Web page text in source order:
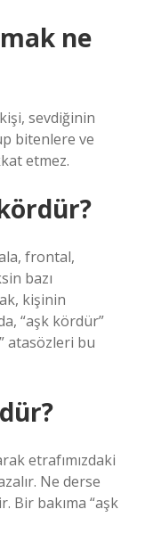
ne
sevdiğinin
bitenlere ve
etmez.
frontal,
bazı
kişinin
“aşk kördür”
atasözleri bu
etrafımızdaki
Ne derse
Bir bakıma “aşk